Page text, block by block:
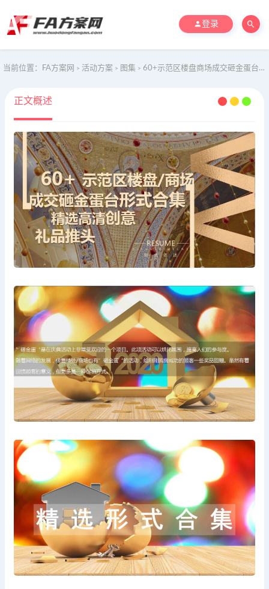
登录
当前位置： FA方案网 > 活动方案 > 图集 > 60+示范区楼盘商场成交砸金蛋台形式合集精选高清创意礼品推头方案
正文概述